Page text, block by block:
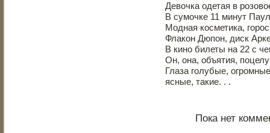
Девочка одетая в
В сумочке 11 минут
Модная косметика,
Флакон Дюпон, диск
В кино билеты на 22 с
Он, она, объятия,
Глаза голубые,
ясные, такие. . .
Пока нет